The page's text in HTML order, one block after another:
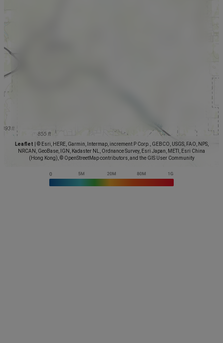
Leaflet
© Esri, HERE, Garmin, Intermap, increment P Corp., GEBCO, USGS, FAO, NPS,
NRCAN, GeoBase, IGN, Kadaster NL, Ordnance Survey, Esri Japan, METI, Esri China
(Hong Kong), © OpenStreetMap contributors, and the GIS User Community